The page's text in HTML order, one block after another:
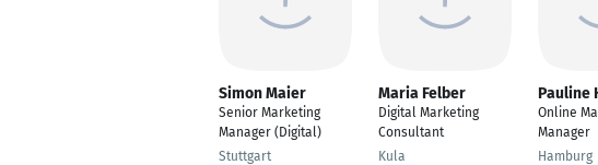
Simon Maier
Senior Marketing
Manager (Digital)
Stuttgart
Maria Felber
Digital Marketing
Consultant
Kula
Pauline
Online
Manager
Hamburg